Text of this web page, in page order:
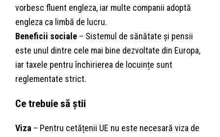
vorbesc fluent engleza, iar multe companii adoptă
engleza ca limbă de lucru.
Beneficii sociale – Sistemul de sănătate și pensii
este unul dintre cele mai bine dezvoltate din Europa,
iar taxele pentru închirierea de locuințe sunt
reglementate strict.
Ce trebuie să știi
Viza – Pentru cetățenii UE nu este necesară viza de